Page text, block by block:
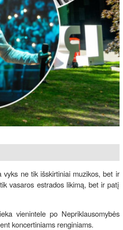
ne tik išskirtiniai muzikos, bet ir
vasaros estrados likimą, bet ir patį
vienintele po Nepriklausomybės
koncertiniams renginiams.